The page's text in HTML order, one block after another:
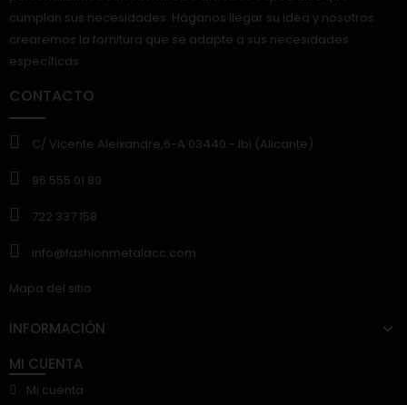
cumplan sus necesidades. Háganos llegar su idea y nosotros
crearemos la fornitura que se adapte a sus necesidades
específicas.
CONTACTO
C/ Vicente Aleixandre,6-A 03440.- Ibi (Alicante)
96 555 01 89
722 337 158
info@fashionmetalacc.com
Mapa del sitio
INFORMACIÓN
MI CUENTA
Mi cuenta